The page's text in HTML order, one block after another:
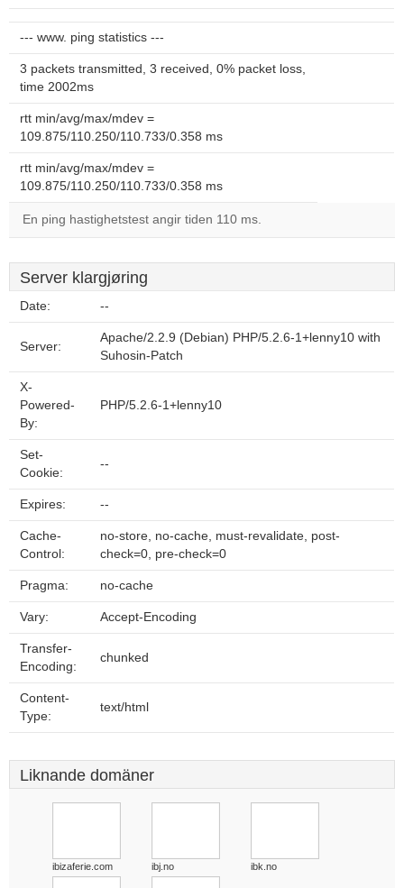
--- www. ping statistics ---
3 packets transmitted, 3 received, 0% packet loss,
time 2002ms
rtt min/avg/max/mdev =
109.875/110.250/110.733/0.358 ms
rtt min/avg/max/mdev =
109.875/110.250/110.733/0.358 ms
En ping hastighetstest angir tiden 110 ms.
Server klargjøring
Date: --
Server:
Apache/2.2.9 (Debian) PHP/5.2.6-1+lenny10 with
Suhosin-Patch
X-
Powered-
By:
PHP/5.2.6-1+lenny10
Set-
Cookie:
--
Expires: --
Cache-
Control:
no-store, no-cache, must-revalidate, post-
check=0, pre-check=0
Pragma: no-cache
Vary: Accept-Encoding
Transfer-
Encoding:
chunked
Content-
Type:
text/html
Liknande domäner
ibizaferie.com ibj.no ibk.no